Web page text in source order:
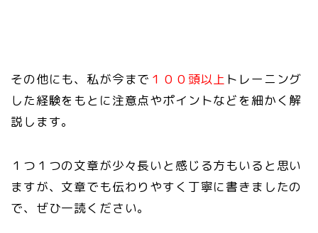
その他にも、私が今まで １００頭以上 トレーニング
した経験をもとに注意点やポイントなどを細かく解
説します。
１つ１つの文章が少々長いと感じる方もいると思い
ますが、文章でも伝わりやすく丁寧に書きましたの
で、ぜひ一読ください。